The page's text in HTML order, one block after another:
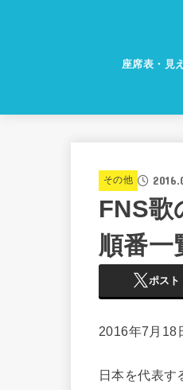
座席表・見
その他
FNS歌
順番一
ポスト
2016年7月18
日本を代表す